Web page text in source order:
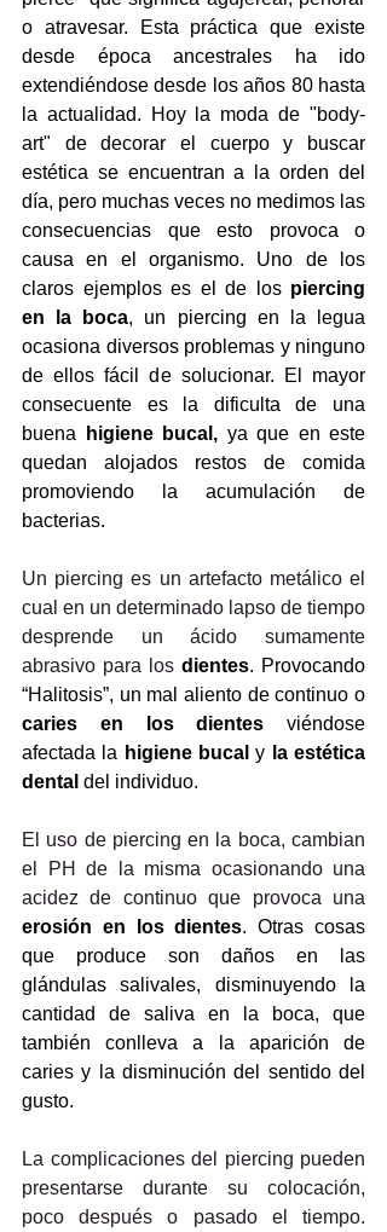
o atravesar. Esta práctica que existe
desde época ancestrales ha ido
extendiéndose desde los años 80 hasta
la actualidad. Hoy la moda de "body-
art" de decorar el cuerpo y buscar
estética se encuentran a la orden del
día, pero muchas veces no medimos las
consecuencias que esto provoca o
causa en el organismo. Uno de los
claros ejemplos es el de los piercing
en la
boca, un piercing en la legua
ocasiona diversos problemas y ninguno
de ellos fácil de solucionar. El mayor
consecuente es la dificulta de una
buena
higiene bucal, ya que en este
quedan alojados restos de comida
promoviendo la acumulación de
bacterias.
Un piercing es un artefacto metálico el
cual en un determinado lapso de tiempo
desprende un ácido sumamente
abrasivo para los dientes. Provocando
caries en los dientes viéndose
afectada la higiene bucal y la estética
dental del individuo.
El uso de piercing en la boca, cambian
el PH de la misma ocasionando una
acidez de continuo que provoca una
erosión en los dientes. Otras cosas
que produce son daños en las
glándulas salivales, disminuyendo la
cantidad de saliva en la boca, que
también conlleva a la aparición de
caries y la disminución del sentido del
gusto.
La complicaciones del piercing pueden
presentarse durante su colocación,
poco después o pasado el tiempo.